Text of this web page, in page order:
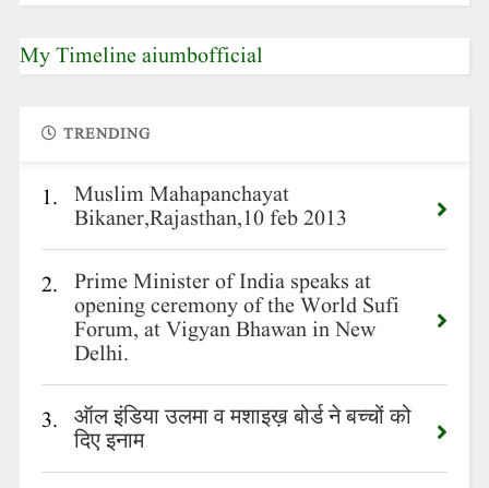
My Timeline aiumbofficial
TRENDING
1. Muslim Mahapanchayat
Bikaner,Rajasthan,10 feb 2013
2. Prime Minister of India speaks at
opening ceremony of the World Sufi
Forum, at Vigyan Bhawan in New
Delhi.
3. ऑल इंडिया उलमा व मशाइख़ बोर्ड ने बच्चों को
दिए इनाम